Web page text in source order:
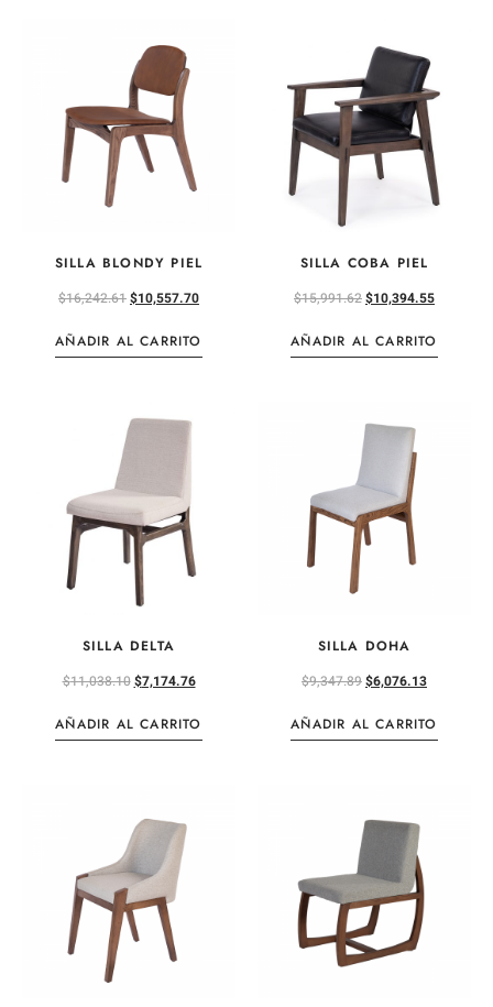
SILLA BLONDY PIEL
$16,242.61$10,557.70
AÑADIR AL CARRITO
SILLA COBA PIEL
$15,991.62$10,394.55
AÑADIR AL CARRITO
SILLA DELTA
$11,038.10$7,174.76
AÑADIR AL CARRITO
SILLA DOHA
$9,347.89$6,076.13
AÑADIR AL CARRITO